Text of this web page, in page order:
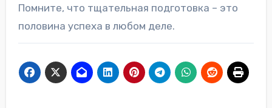
Помните, что тщательная подготовка – это
половина успеха в любом деле.